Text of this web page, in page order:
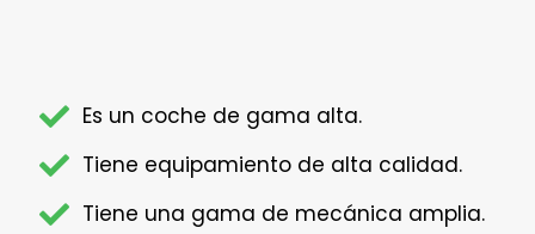
Es un coche de gama alta.
Tiene equipamiento de alta calidad.
Tiene una gama de mecánica amplia.